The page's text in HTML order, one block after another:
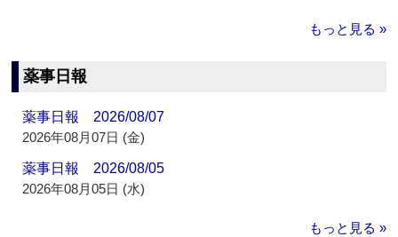
もっと見る »
薬事日報
薬事日報 2026/08/07
2026年08月07日 (金)
薬事日報 2026/08/05
2026年08月05日 (水)
もっと見る »